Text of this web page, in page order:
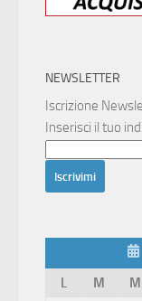
NEWSLETTER
Iscrizione
Inserisci il tuo
L
M M